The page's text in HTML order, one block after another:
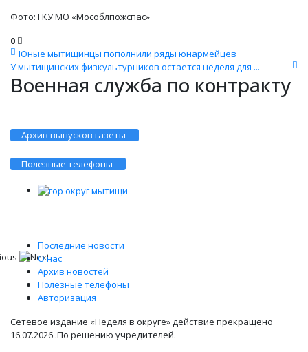
Фото: ГКУ МО «Мособлпожспас»
0
Юные мытищинцы пополнили ряды юнармейцев
У мытищинских физкультурников остается неделя для ...
Военная служба по контракту
Архив выпусков газеты
Полезные телефоны
Последние новости
О нас
Архив новостей
Полезные телефоны
Авторизация
Сетевое издание «Неделя в округе» действие прекращено
16.07.2026 .По решению учредителей.